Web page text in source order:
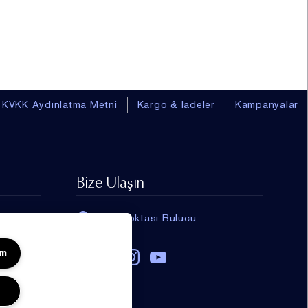
Regenerating Youth Jel Yüz
Güçlendirici ve Yenileyici
KVKK Aydınlatma Metni Kargo & İadeler Kampanyalar
Bize Ulaşın
Satış Noktası Bulucu